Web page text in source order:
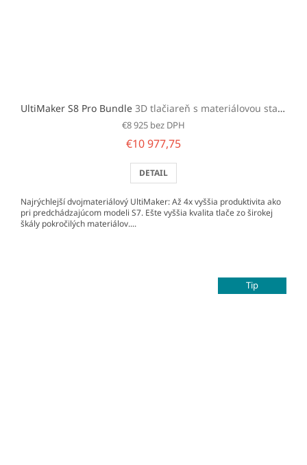
UltiMaker S8 Pro Bundle 3D tlačiareň s materiálovou stanicou (sada)
€8 925 bez DPH
€10 977,75
DETAIL
Najrýchlejší dvojmateriálový UltiMaker: Až 4x vyššia produktivita ako
pri predchádzajúcom modeli S7. Ešte vyššia kvalita tlače zo širokej
škály pokročilých materiálov....
Tip